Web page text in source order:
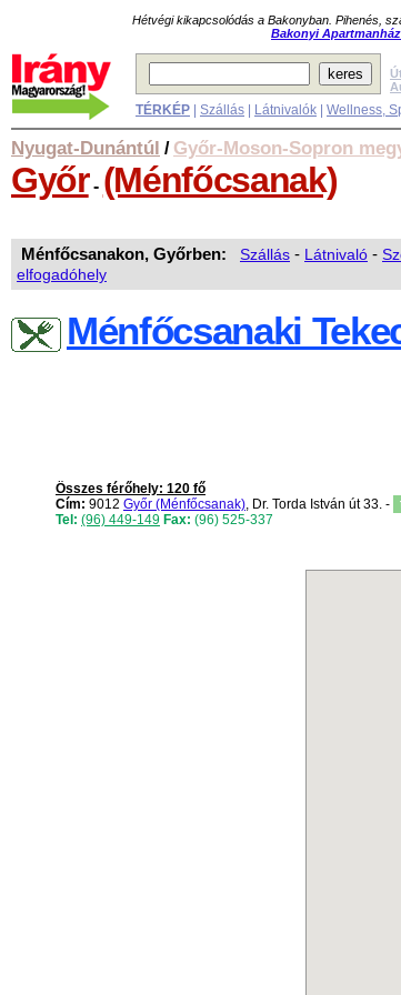
Hétvégi kikapcsolódás a Bakonyban. Pihenés,
Bakonyi Apartmanház
TÉRKÉP Szállás Látnivalók Wellness,
Nyugat-Dunántúl / Győr-Moson-Sopron
Győr - (Ménfőcsanak)
Ménfőcsanakon, Győrben: Szállás - Látnivaló -
elfogadóhely
Ménfőcsanaki
Összes férőhely: 120 fő
Cím: 9012 Győr (Ménfőcsanak), Dr. Torda István út 33. -
Tel: (96) 449-149 Fax: (96) 525-337